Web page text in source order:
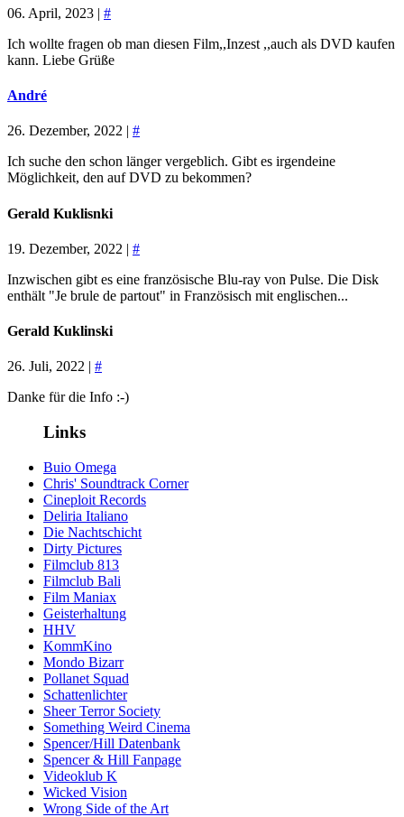
06. April, 2023 | #
Ich wollte fragen ob man diesen Film,,Inzest ,,auch als DVD kaufen
kann. Liebe Grüße
André
26. Dezember, 2022 | #
Ich suche den schon länger vergeblich. Gibt es irgendeine
Möglichkeit, den auf DVD zu bekommen?
Gerald Kuklisnki
19. Dezember, 2022 | #
Inzwischen gibt es eine französische Blu-ray von Pulse. Die Disk
enthält "Je brule de partout" in Französisch mit englischen...
Gerald Kuklinski
26. Juli, 2022 | #
Danke für die Info :-)
Links
Buio Omega
Chris' Soundtrack Corner
Cineploit Records
Deliria Italiano
Die Nachtschicht
Dirty Pictures
Filmclub 813
Filmclub Bali
Film Maniax
Geisterhaltung
HHV
KommKino
Mondo Bizarr
Pollanet Squad
Schattenlichter
Sheer Terror Society
Something Weird Cinema
Spencer/Hill Datenbank
Spencer & Hill Fanpage
Videoklub K
Wicked Vision
Wrong Side of the Art